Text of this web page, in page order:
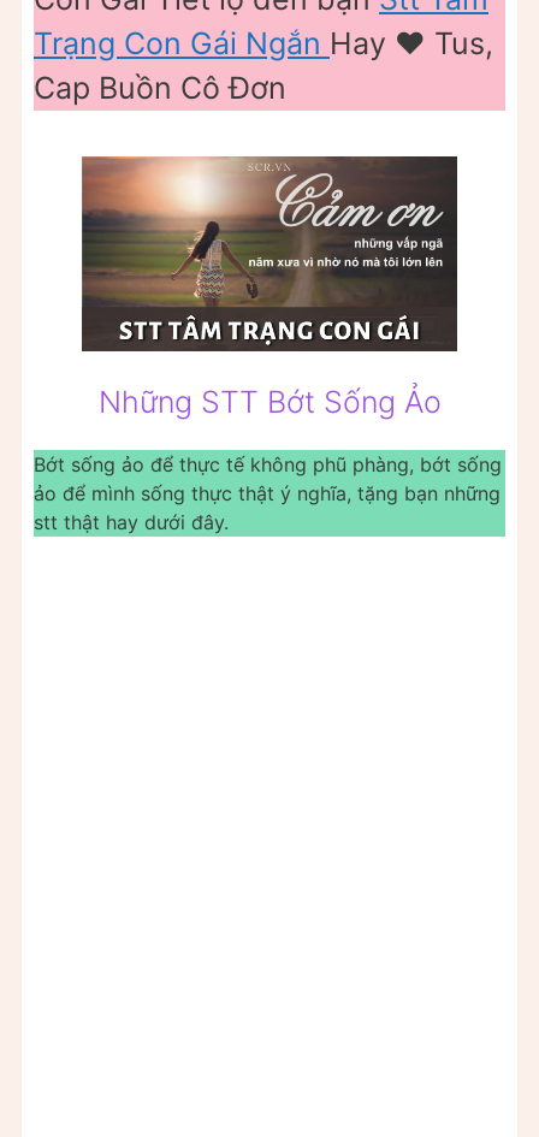
Trạng Con Gái Ngắn Hay ❤️ Tus,
Cap Buồn Cô Đơn
Những STT Bớt Sống Ảo
Bớt sống ảo để thực tế không phũ phàng, bớt sống
ảo để mình sống thực thật ý nghĩa, tặng bạn những
stt thật hay dưới đây.